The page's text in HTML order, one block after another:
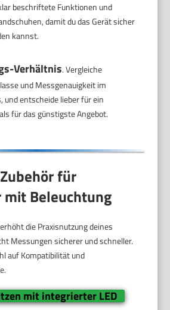
beschriftete Funktionen und
damit du das Gerät sicher
kannst.
Verhältnis. Vergleiche
und Messgenauigkeit im
und entscheide lieber für ein
für das günstigste Angebot.
für
Beleuchtung
die Praxisnutzung deines
Messungen sicherer und schneller.
auf Kompatibilität und
mit integrierter LED